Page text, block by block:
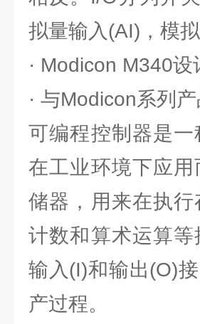
拟量输入(AI)，模
· Modicon M340
· 与Modicon系列
可编程控制器是
在工业环境下应
储器，用来在执
计数和算术运算
输入(I)和输出(O)
产过程。